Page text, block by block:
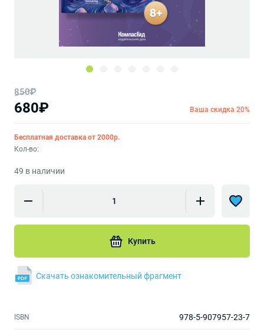
ISBN 978-5-907957-23-7
850₽
680₽ Ваша скидка 20%
Бесплатная доставка от 2000р.
Кол-во:
49 в наличии
Купить
Скачать ознакомительный фрагмент